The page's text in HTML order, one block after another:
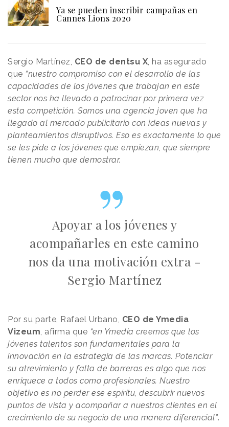
Ya se pueden inscribir campañas en
Cannes Lions 2020
Sergio Martínez, CEO de dentsu X, ha asegurado
que “nuestro compromiso con el desarrollo de las
capacidades de los jóvenes que trabajan en este
sector nos ha llevado a patrocinar por primera vez
esta competición. Somos una agencia joven que ha
llegado al mercado publicitario con ideas nuevas y
planteamientos disruptivos. Eso es exactamente lo que
se les pide a los jóvenes que empiezan, que siempre
tienen mucho que demostrar.
Apoyar a los jóvenes y
acompañarles en este camino
nos da una motivación extra -
Sergio Martínez
Por su parte, Rafael Urbano, CEO de Ymedia
Vizeum, afirma que “en Ymedia creemos que los
jóvenes talentos son fundamentales para la
innovación en la estrategia de las marcas. Potenciar
su atrevimiento y falta de barreras es algo que nos
enriquece a todos como profesionales. Nuestro
objetivo es no perder ese espíritu, descubrir nuevos
puntos de vista y acompañar a nuestros clientes en el
crecimiento de su negocio de una manera diferencial”.